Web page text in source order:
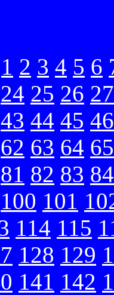
1 2 3 4 5 6
24 25 26 27
43 44 45 46
62 63 64 65
81 82 83 84
100 101
114 115
128 129
141 142